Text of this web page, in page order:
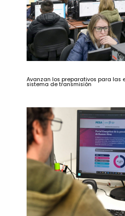
Avanzan los preparativos para las
sistema de transmisión